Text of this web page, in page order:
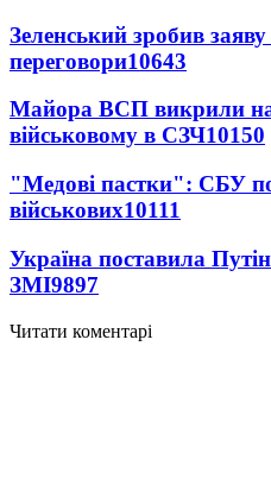
Зеленський зробив
переговори10643
Майора ВСП викрили
військовому в СЗЧ10150
"Медові пастки": СБУ
військових10111
Україна поставила
ЗМІ9897
Читати коментарі